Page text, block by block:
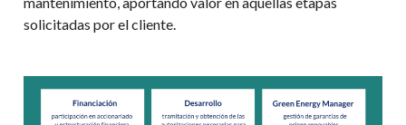
solicitadas por el cliente.